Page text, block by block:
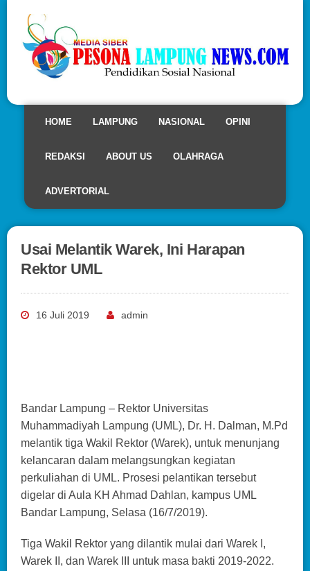
HOME LAMPUNG NASIONAL OPINI
REDAKSI ABOUT US OLAHRAGA
ADVERTORIAL
Usai Melantik Warek, Ini Harapan
Rektor UML
16 Juli 2019 admin
Bandar Lampung – Rektor Universitas
Muhammadiyah Lampung (UML), Dr. H. Dalman, M.Pd
melantik tiga Wakil Rektor (Warek), untuk menunjang
kelancaran dalam melangsungkan kegiatan
perkuliahan di UML. Prosesi pelantikan tersebut
digelar di Aula KH Ahmad Dahlan, kampus UML
Bandar Lampung, Selasa (16/7/2019).
Tiga Wakil Rektor yang dilantik mulai dari Warek I,
Warek II, dan Warek III untuk masa bakti 2019-2022.